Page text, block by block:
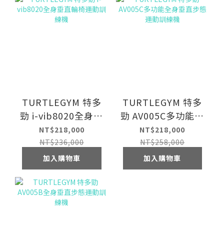
TURTLEGYM 特多
勁 i-vib8020全身垂
直輪椅運動訓練機
NT$218,000
NT$236,000
加入購物車
TURTLEGYM 特多
勁 AV005C多功能全
身垂直步態運動訓
練機
NT$218,000
NT$258,000
加入購物車